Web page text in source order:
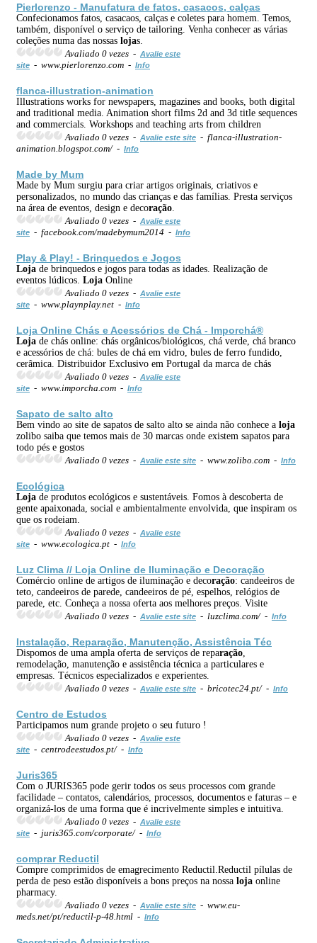
Pierlorenzo - Manufatura de fatos, casacos, calças
Confecionamos fatos, casacaos, calças e coletes para homem. Temos,
também, disponível o serviço de tailoring. Venha conhecer as várias
coleções numa das nossas lojas.
Avaliado 0 vezes - Avalie este
site - www.pierlorenzo.com - Info
flanca-illustration-animation
Illustrations works for newspapers, magazines and books, both digital
and traditional media. Animation short films 2d and 3d title sequences
and commercials. Workshops and teaching arts from children
Avaliado 0 vezes - Avalie este site - flanca-illustration-
animation.blogspot.com/ - Info
Made by Mum
Made by Mum surgiu para criar artigos originais, criativos e
personalizados, no mundo das crianças e das famílias. Presta serviços
na área de eventos, design e decoração
Avaliado 0 vezes - Avalie este
site - facebook.com/madebymum2014 - Info
Play & Play! - Brinquedos e Jogos
Loja de brinquedos e jogos para todas as idades. Realização de
eventos lúdicos. Loja Online
Avaliado 0 vezes - Avalie este
site - www.playnplay.net - Info
Loja Online Chás e Acessórios de Chá - Imporchá®
Loja de chás online: chás orgânicos/biológicos, chá verde, chá branco
e acessórios de chá: bules de chá em vidro, bules de ferro fundido,
cerâmica. Distribuidor Exclusivo em Portugal da marca de chás
Avaliado 0 vezes - Avalie este
site - www.imporcha.com - Info
Sapato de salto alto
Bem vindo ao site de sapatos de salto alto se ainda não conhece a loja
zolibo saiba que temos mais de 30 marcas onde existem sapatos para
todo pés e gostos
Avaliado 0 vezes - Avalie este site - www.zolibo.com - Info
Ecológica
Loja de produtos ecológicos e sustentáveis. Fomos à descoberta de
gente apaixonada, social e ambientalmente envolvida, que inspiram os
que os rodeiam.
Avaliado 0 vezes - Avalie este
site - www.ecologica.pt - Info
Luz Clima // Loja Online de Iluminação e Decoração
Comércio online de artigos de iluminação e decoração: candeeiros de
teto, candeeiros de parede, candeeiros de pé, espelhos, relógios de
parede, etc. Conheça a nossa oferta aos melhores preços. Visite
Avaliado 0 vezes - Avalie este site - luzclima.com/ - Info
Instalação, Reparação, Manutenção, Assistência Téc
Dispomos de uma ampla oferta de serviços de reparação
remodelação, manutenção e assistência técnica a particulares e
empresas. Técnicos especializados e experientes.
Avaliado 0 vezes - Avalie este site - bricotec24.pt/ - Info
Centro de Estudos
Participamos num grande projeto o seu futuro !
Avaliado 0 vezes - Avalie este
site - centrodeestudos.pt/ - Info
Juris365
Com o JURIS365 pode gerir todos os seus processos com grande
facilidade – contatos, calendários, processos, documentos e faturas – e
organizá-los de uma forma que é incrivelmente simples e intuitiva.
Avaliado 0 vezes - Avalie este
site - juris365.com/corporate/ - Info
comprar Reductil
Compre comprimidos de emagrecimento Reductil.Reductil pílulas de
perda de peso estão disponíveis a bons preços na nossa loja online
pharmacy.
Avaliado 0 vezes - Avalie este site - www.eu-
meds.net/pt/reductil-p-48.html - Info